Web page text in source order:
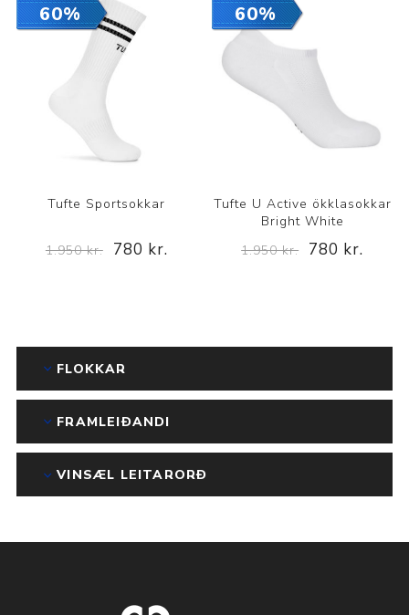
60%
Tufte Sportsokkar
1.950 kr. 780 kr.
60%
Tufte U Active ökklasokkar
Bright White
1.950 kr.
780 kr.
FLOKKAR
FRAMLEIÐANDI
VINSÆL LEITARORÐ